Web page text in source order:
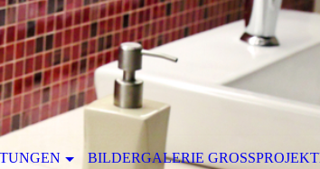
BILDERGALERIE GROSSPROJEKTE